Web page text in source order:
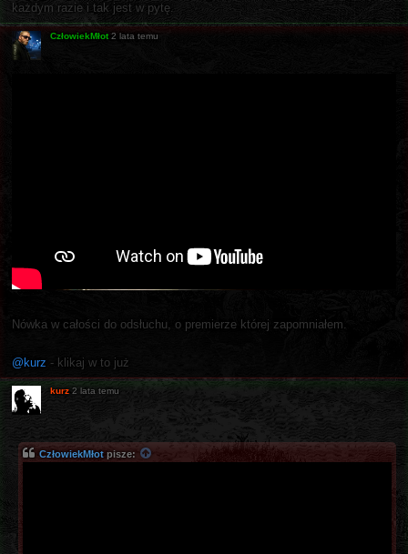
każdym razie i tak jest w pytę.
CzłowiekMłot 2 lata temu
Nówka w całości do odsłuchu, o premierze której zapomniałem.
@kurz - klikaj w to już
kurz 2 lata temu
CzłowiekMłotpisze: